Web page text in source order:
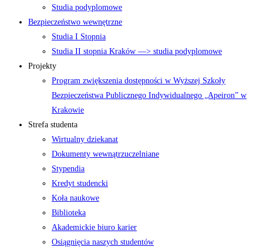
Studia podyplomowe
Bezpieczeństwo wewnętrzne
Studia I Stopnia
Studia II stopnia Kraków —> studia podyplomowe
Projekty
Program zwiększenia dostępności w Wyższej Szkoły
Bezpieczeństwa Publicznego Indywidualnego „Apeiron” w
Krakowie
Strefa studenta
Wirtualny dziekanat
Dokumenty wewnątrzuczelniane
Stypendia
Kredyt studencki
Koła naukowe
Biblioteka
Akademickie biuro karier
Osiągnięcia naszych studentów